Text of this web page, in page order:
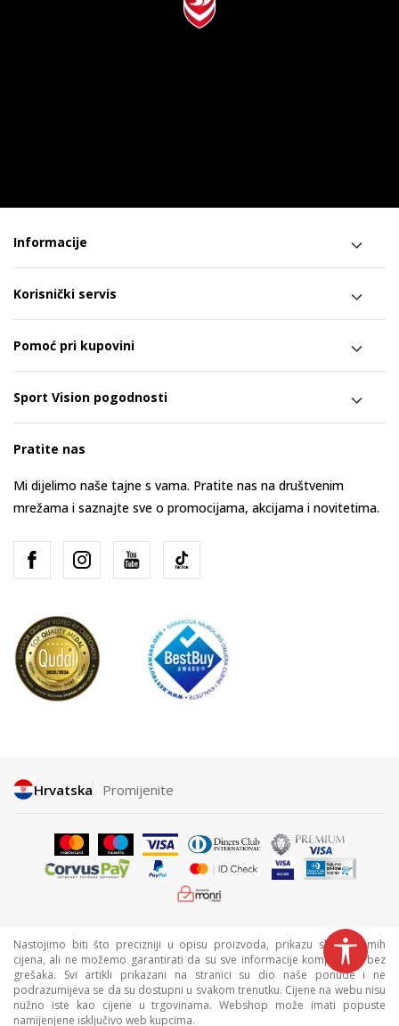
Informacije
Korisnički servis
Pomoć pri kupovini
Sport Vision pogodnosti
Pratite nas
Mi dijelimo naše tajne s vama. Pratite nas na društvenim
mrežama i saznajte sve o promocijama, akcijama i novitetima.
Hrvatska Promijenite
Nastojimo biti što precizniji u opisu proizvoda, prikazu slika i samih
cijena, ali ne možemo garantirati da su sve informacije kompletne i bez
grešaka. Svi artikli prikazani na stranici su dio naše ponude i ne
podrazumijeva se da su dostupni u svakom trenutku. Cijene na webu nisu
nužno iste kao cijene u trgovinama. Webshop može imati popuste
namijenjene isključivo web kupcima.